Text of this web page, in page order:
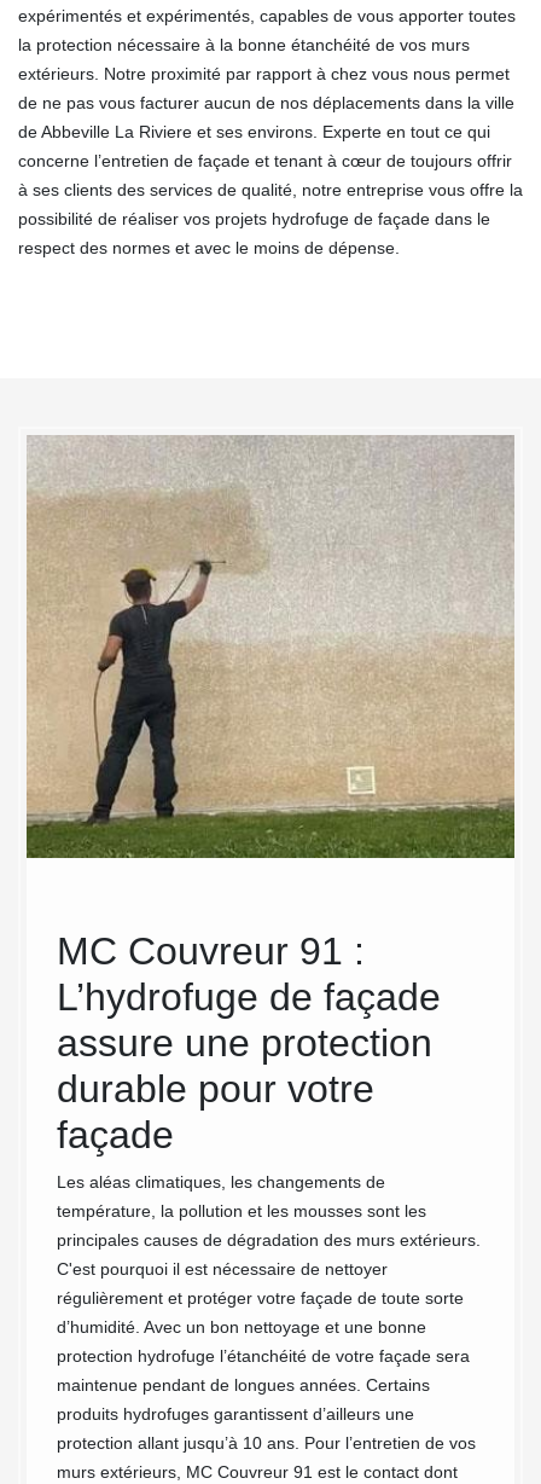
expérimentés et expérimentés, capables de vous apporter toutes
la protection nécessaire à la bonne étanchéité de vos murs
extérieurs. Notre proximité par rapport à chez vous nous permet
de ne pas vous facturer aucun de nos déplacements dans la ville
de Abbeville La Riviere et ses environs. Experte en tout ce qui
concerne l’entretien de façade et tenant à cœur de toujours offrir
à ses clients des services de qualité, notre entreprise vous offre la
possibilité de réaliser vos projets hydrofuge de façade dans le
respect des normes et avec le moins de dépense.
MC Couvreur 91 :
L’hydrofuge de façade
assure une protection
durable pour votre
façade
Les aléas climatiques, les changements de
température, la pollution et les mousses sont les
principales causes de dégradation des murs extérieurs.
C'est pourquoi il est nécessaire de nettoyer
régulièrement et protéger votre façade de toute sorte
d’humidité. Avec un bon nettoyage et une bonne
protection hydrofuge l’étanchéité de votre façade sera
maintenue pendant de longues années. Certains
produits hydrofuges garantissent d’ailleurs une
protection allant jusqu’à 10 ans. Pour l’entretien de vos
murs extérieurs, MC Couvreur 91 est le contact dont